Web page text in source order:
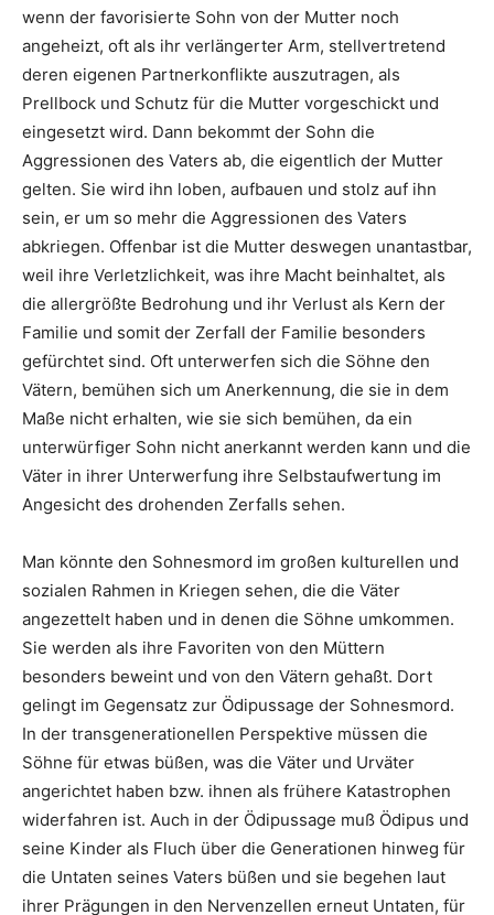
wenn der favorisierte Sohn von der Mutter noch
angeheizt, oft als ihr verlängerter Arm, stellvertretend
deren eigenen Partnerkonflikte auszutragen, als
Prellbock und Schutz für die Mutter vorgeschickt und
eingesetzt wird. Dann bekommt der Sohn die
Aggressionen des Vaters ab, die eigentlich der Mutter
gelten. Sie wird ihn loben, aufbauen und stolz auf ihn
sein, er um so mehr die Aggressionen des Vaters
abkriegen. Offenbar ist die Mutter deswegen unantastbar,
weil ihre Verletzlichkeit, was ihre Macht beinhaltet, als
die allergrößte Bedrohung und ihr Verlust als Kern der
Familie und somit der Zerfall der Familie besonders
gefürchtet sind. Oft unterwerfen sich die Söhne den
Vätern, bemühen sich um Anerkennung, die sie in dem
Maße nicht erhalten, wie sie sich bemühen, da ein
unterwürfiger Sohn nicht anerkannt werden kann und die
Väter in ihrer Unterwerfung ihre Selbstaufwertung im
Angesicht des drohenden Zerfalls sehen.
Man könnte den Sohnesmord im großen kulturellen und
sozialen Rahmen in Kriegen sehen, die die Väter
angezettelt haben und in denen die Söhne umkommen.
Sie werden als ihre Favoriten von den Müttern
besonders beweint und von den Vätern gehaßt. Dort
gelingt im Gegensatz zur Ödipussage der Sohnesmord.
In der transgenerationellen Perspektive müssen die
Söhne für etwas büßen, was die Väter und Urväter
angerichtet haben bzw. ihnen als frühere Katastrophen
widerfahren ist. Auch in der Ödipussage muß Ödipus und
seine Kinder als Fluch über die Generationen hinweg für
die Untaten seines Vaters büßen und sie begehen laut
ihrer Prägungen in den Nervenzellen erneut Untaten, für